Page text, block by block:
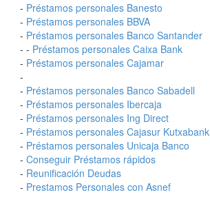
- Préstamos personales Banesto
- Préstamos personales BBVA
- Préstamos personales Banco Santander
- - Préstamos personales Caixa Bank
- Préstamos personales Cajamar
-
- Préstamos personales Banco Sabadell
- Préstamos personales Ibercaja
- Préstamos personales Ing Direct
- Préstamos personales Cajasur Kutxabank
- Préstamos personales Unicaja Banco
- Conseguir Préstamos rápidos
- Reunificación Deudas
- Prestamos Personales con Asnef